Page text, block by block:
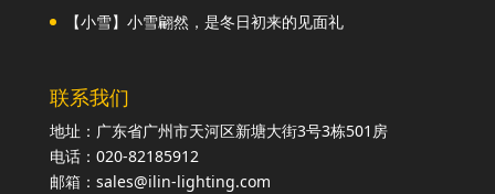
【小雪】小雪翩然，是冬日初来的见面礼
联系我们
地址：广东省广州市天河区新塘大街3号3栋501房
电话：020-82185912
邮箱：sales@ilin-lighting.com